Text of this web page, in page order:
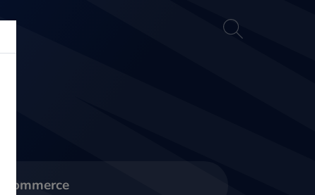
E-commerce